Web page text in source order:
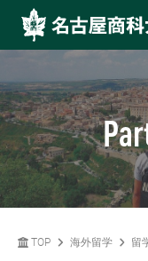
TOP 海外留学 留